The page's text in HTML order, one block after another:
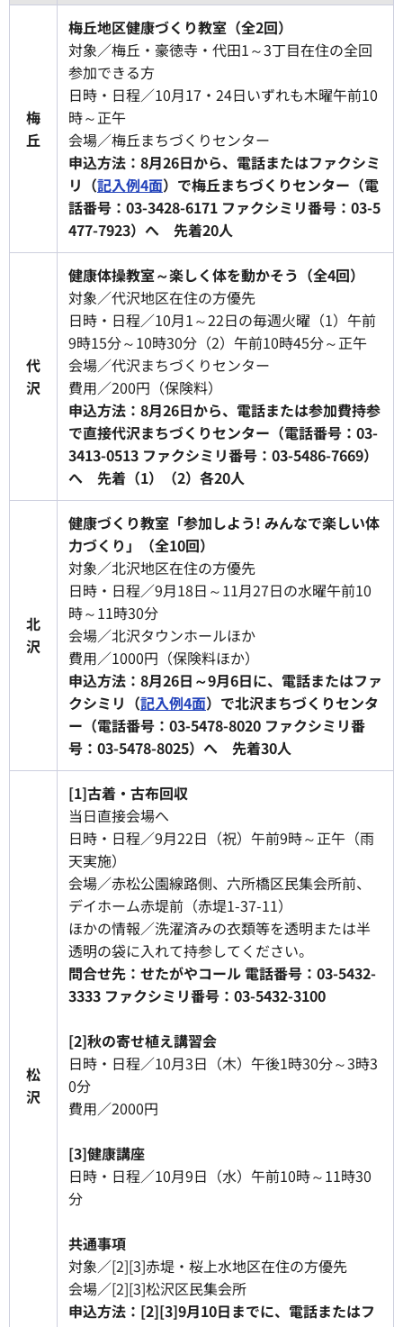
梅
丘
梅丘地区健康づくり教室（全2回）
対象／梅丘・豪徳寺・代田1～3丁目在住の全回
参加できる方
日時・日程／10月17・24日いずれも木曜午前10
時～正午
会場／梅丘まちづくりセンター
申込方法：8月26日から、電話またはファクシミ
リ（記入例4面）で梅丘まちづくりセンター（電
話番号：03-3428-6171 ファクシミリ番号：03-5
477-7923）へ 先着20人
代
沢
健康体操教室～楽しく体を動かそう（全4回）
対象／代沢地区在住の方優先
日時・日程／10月1～22日の毎週火曜（1）午前
9時15分～10時30分（2）午前10時45分～正午
会場／代沢まちづくりセンター
費用／200円（保険料）
申込方法：8月26日から、電話または参加費持参
で直接代沢まちづくりセンター（電話番号：03-
3413-0513 ファクシミリ番号：03-5486-7669）
へ 先着（1）（2）各20人
北
沢
健康づくり教室「参加しよう! みんなで楽しい体
力づくり」（全10回）
対象／北沢地区在住の方優先
日時・日程／9月18日～11月27日の水曜午前10
時～11時30分
会場／北沢タウンホールほか
費用／1000円（保険料ほか）
申込方法：8月26日～9月6日に、電話またはファ
クシミリ（記入例4面）で北沢まちづくりセンタ
ー（電話番号：03-5478-8020 ファクシミリ番
号：03-5478-8025）へ 先着30人
松
沢
[1]古着・古布回収
当日直接会場へ
日時・日程／9月22日（祝）午前9時～正午（雨
天実施）
会場／赤松公園線路側、六所橋区民集会所前、
デイホーム赤堤前（赤堤1-37-11）
ほかの情報／洗濯済みの衣類等を透明または半
透明の袋に入れて持参してください。
問合せ先：せたがやコール 電話番号：03-5432-
3333 ファクシミリ番号：03-5432-3100
[2]秋の寄せ植え講習会
日時・日程／10月3日（木）午後1時30分～3時3
0分
費用／2000円
[3]健康講座
日時・日程／10月9日（水）午前10時～11時30
分
共通事項
対象／[2][3]赤堤・桜上水地区在住の方優先
会場／[2][3]松沢区民集会所
申込方法：[2][3]9月10日までに、電話またはフ